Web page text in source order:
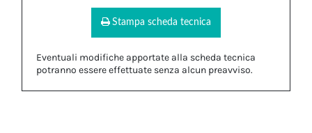
Stampa scheda tecnica
Eventuali modifiche apportate alla scheda tecnica
potranno essere effettuate senza alcun preavviso.